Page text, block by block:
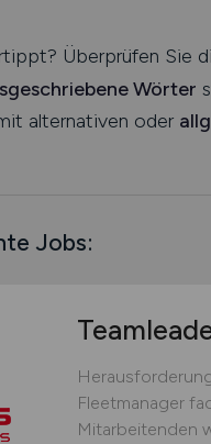
Überprüfen Sie
Wörter
alternativen oder
Jobs:
Fleetmanager
Mitarbeitenden